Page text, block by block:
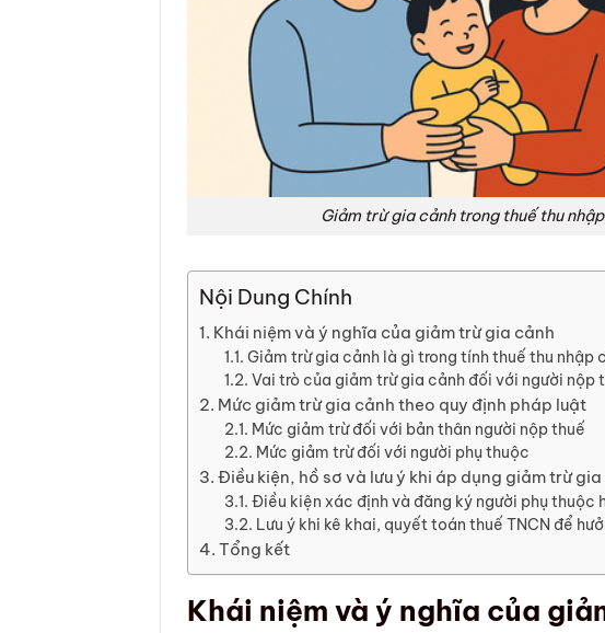
Giảm trừ gia cảnh trong thuế thu
Nội Dung Chính
Khái niệm và ý nghĩa của giảm trừ gia cảnh
Giảm trừ gia cảnh là gì trong tính thuế thu nhập
Vai trò của giảm trừ gia cảnh đối với người nộp
Mức giảm trừ gia cảnh theo quy định pháp luật
Mức giảm trừ đối với bản thân người nộp thuế
Mức giảm trừ đối với người phụ thuộc
Điều kiện, hồ sơ và lưu ý khi áp dụng giảm trừ
Điều kiện xác định và đăng ký người phụ thuộc
Lưu ý khi kê khai, quyết toán thuế TNCN để
Tổng kết
Khái niệm và ý nghĩa của